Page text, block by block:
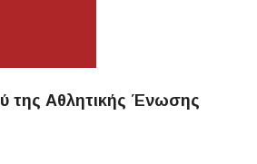
της Αθλητικής Ένωσης